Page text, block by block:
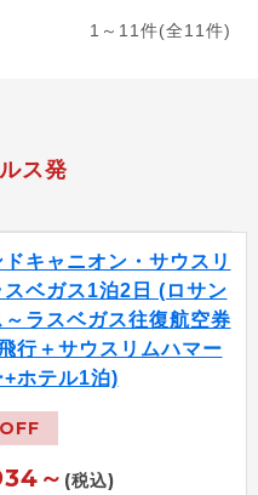
1～11件(全11件)
ス発
ドキャニオン・サウスリ
スベガス1泊2日 (ロサン
～ラスベガス往復航空券
行＋サウスリムハマー
+ホテル1泊)
～ (税込)